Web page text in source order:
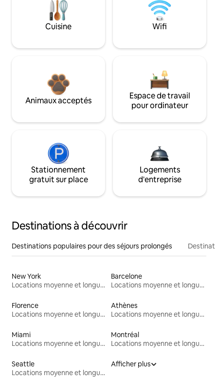
Cuisine Wifi
Animaux acceptés
Espace de travail
pour ordinateur
Stationnement
gratuit sur place
Logements
d'entreprise
Destinations à découvrir
Destinations populaires pour des séjours prolongés
New York
Locations moyenne et longue durée
Barcelone
Locations moyenne et longue durée
Florence
Locations moyenne et longue durée
Athènes
Locations moyenne et longue durée
Miami
Locations moyenne et longue durée
Montréal
Locations moyenne et longue durée
Seattle
Locations moyenne et longue durée
Afficher plus